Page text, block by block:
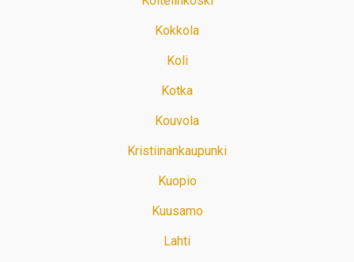
Kokkola
Koli
Kotka
Kouvola
Kristiinankaupunki
Kuopio
Kuusamo
Lahti